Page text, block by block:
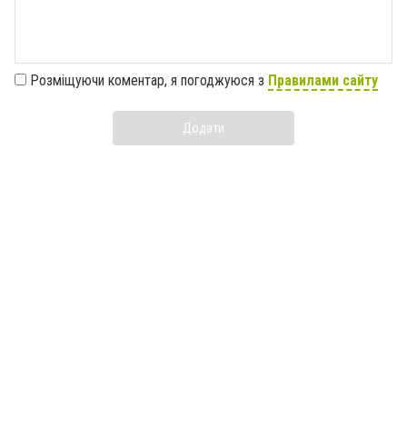
Розміщуючи коментар, я погоджуюся з Правилами сайту
Додати